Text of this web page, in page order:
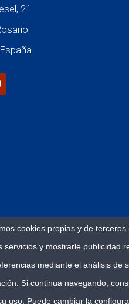
21
cookies propias y de
servicios y mostrarle publicidad
mediante el análisis de
Si continua navegando,
uso. Puede cambiar la